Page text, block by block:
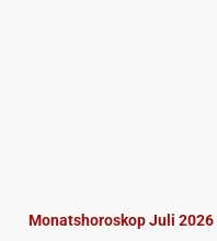
Monatshoroskop Juli 2026